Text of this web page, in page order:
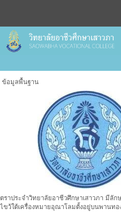
ข้อมูลพื้นฐาน
ตราประจำวิทยาลัยอาชีวศึกษาเสาวภา มีลั
ไขว้ใต้เครื่องหมายอุณาโลมตั้งอยู่บนพานทอ